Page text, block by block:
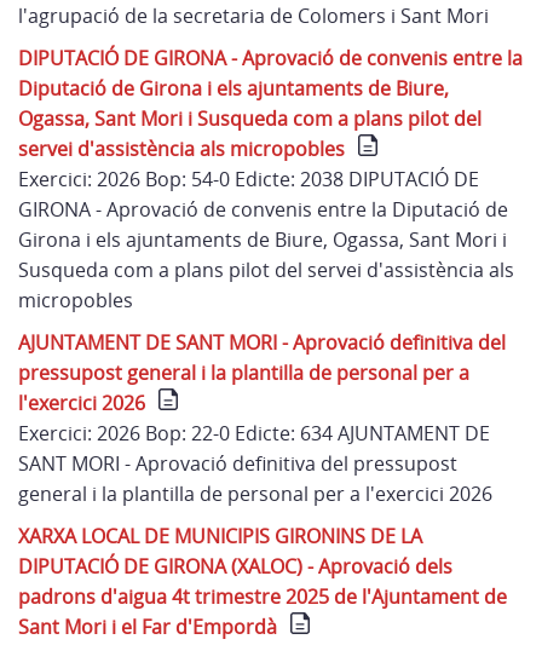
l'agrupació de la secretaria de Colomers i Sant Mori
DIPUTACIÓ DE GIRONA - Aprovació de convenis entre la
Diputació de Girona i els ajuntaments de Biure,
Ogassa, Sant Mori i Susqueda com a plans pilot del
servei d'assistència als micropobles
Exercici: 2026 Bop: 54-0 Edicte: 2038 DIPUTACIÓ DE
GIRONA - Aprovació de convenis entre la Diputació de
Girona i els ajuntaments de Biure, Ogassa, Sant Mori i
Susqueda com a plans pilot del servei d'assistència als
micropobles
AJUNTAMENT DE SANT MORI - Aprovació definitiva del
pressupost general i la plantilla de personal per a
l'exercici 2026
Exercici: 2026 Bop: 22-0 Edicte: 634 AJUNTAMENT DE
SANT MORI - Aprovació definitiva del pressupost
general i la plantilla de personal per a l'exercici 2026
XARXA LOCAL DE MUNICIPIS GIRONINS DE LA
DIPUTACIÓ DE GIRONA (XALOC) - Aprovació dels
padrons d'aigua 4t trimestre 2025 de l'Ajuntament de
Sant Mori i el Far d'Empordà